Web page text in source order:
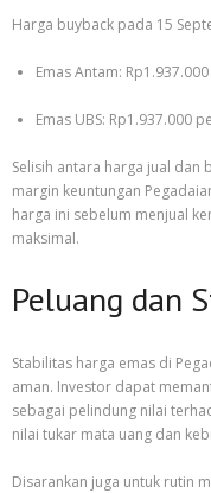
Harga buyback pada 15
Emas Antam:
Emas UBS: Rp1.937.000
Selisih antara harga jual
margin keuntungan
harga ini sebelum menjual
maksimal.
Peluang dan
Stabilitas harga emas di
aman. Investor dapat
sebagai pelindung nilai
nilai tukar mata uang dan
Disarankan juga untuk rutin